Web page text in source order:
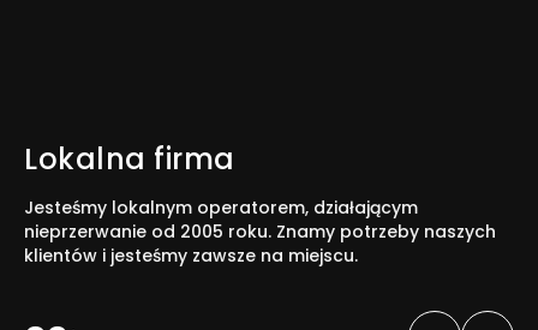
Lokalna firma
Jesteśmy lokalnym operatorem, działającym
nieprzerwanie od 2005 roku. Znamy potrzeby naszych
klientów i jesteśmy zawsze na miejscu.